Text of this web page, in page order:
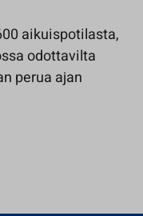
aikuispotilasta,
odottavilta
perua ajan